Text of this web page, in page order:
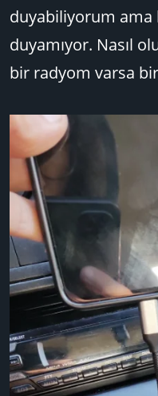
n
h
i
duyabiliyorum ama
duyamıyor. Nasıl
bir radyom varsa